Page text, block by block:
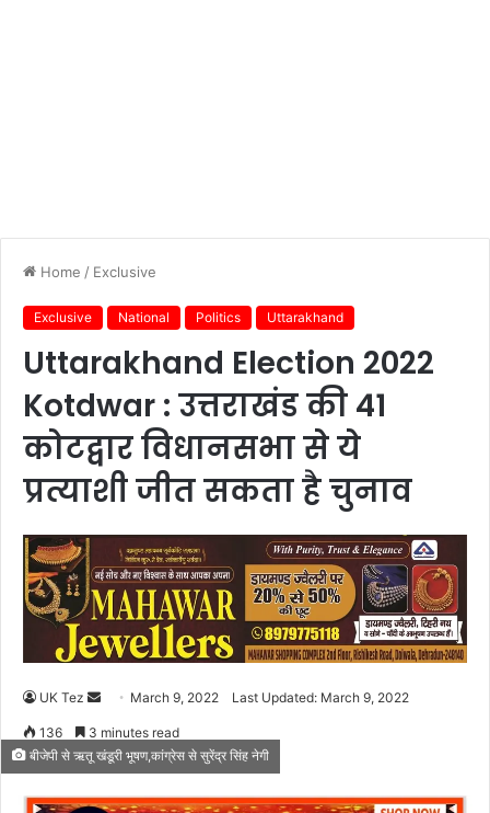
Home / Exclusive
Exclusive National Politics Uttarakhand
Uttarakhand Election 2022
Kotdwar : उत्तराखंड की 41
कोटद्वार विधानसभा से ये
प्रत्याशी जीत सकता है चुनाव
UK Tez
n
d
a
March 9, 2022 Last Updated: March 9, 2022
136 3 minutes read
बीजेपी से ऋतू खंडूरी भूषण,कांग्रेस से सुरेंद्र सिंह नेगी